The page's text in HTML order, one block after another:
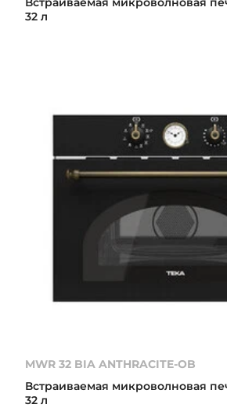
32 л
MWR 32 BIA ANTHRACITE-OB
Встраиваемая микроволновая
32 л